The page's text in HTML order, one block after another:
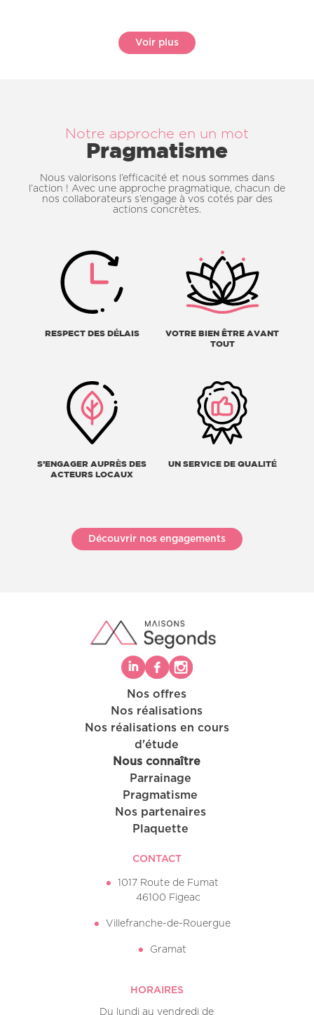
Voir plus
Notre approche en un mot
Pragmatisme
Nous valorisons l’efficacité et nous sommes dans
l’action ! Avec une approche pragmatique, chacun de
nos collaborateurs s’engage à vos cotés par des
actions concrètes.
RESPECT DES DÉLAIS
VOTRE BIEN ÊTRE AVANT
TOUT
S’ENGAGER AUPRÈS DES
ACTEURS LOCAUX
UN SERVICE DE QUALITÉ
Découvrir nos engagements
Nos offres
Nos réalisations
Nos réalisations en cours
d'étude
Nous connaître
Parrainage
Pragmatisme
Nos partenaires
Plaquette
CONTACT
1017 Route de Fumat
46100 Figeac
Villefranche-de-Rouergue
Gramat
HORAIRES
Du lundi au vendredi de